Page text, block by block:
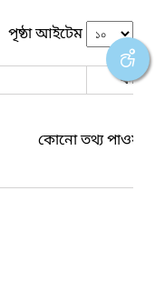
পৃষ্ঠা আইটেম
ফাইল
কোনো তথ্য পাওয়া